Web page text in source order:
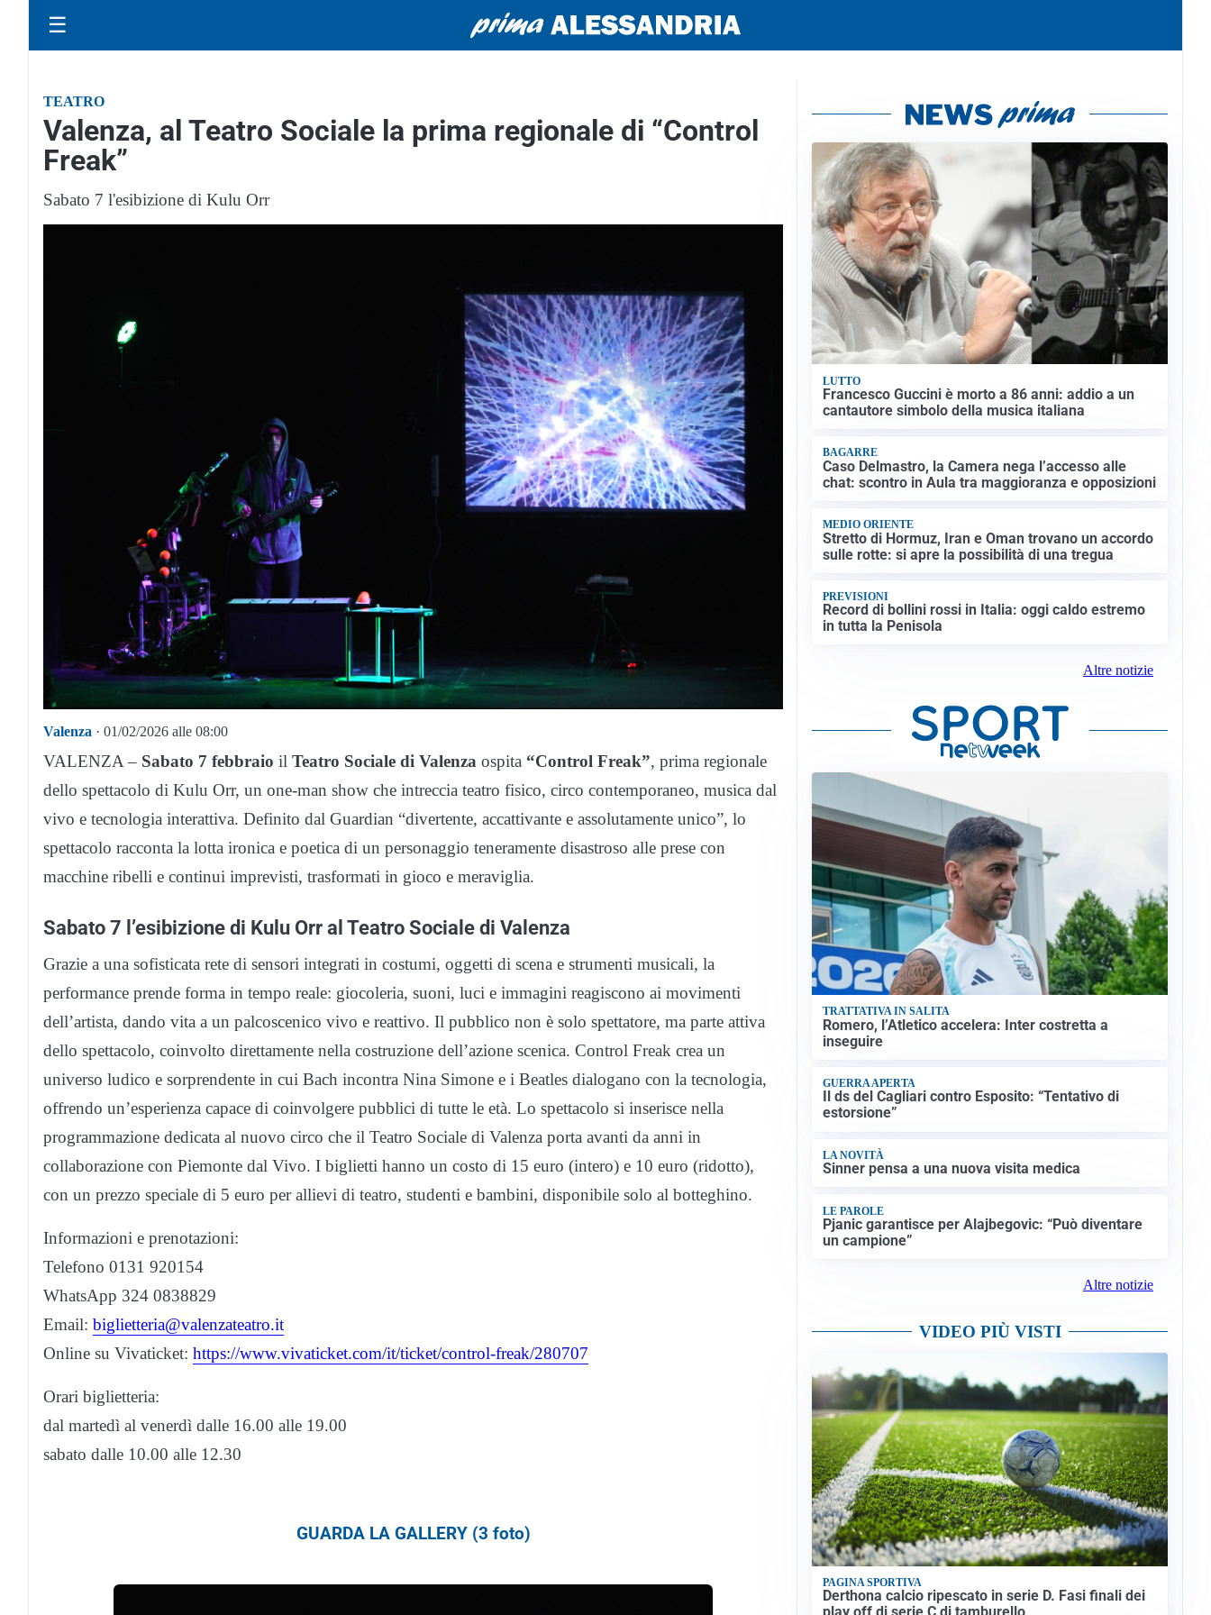
☰
TEATRO
Valenza, al Teatro Sociale la prima regionale di “Control
Freak”
Sabato 7 l'esibizione di Kulu Orr
Valenza · 01/02/2026 alle 08:00
VALENZA – Sabato 7 febbraio il Teatro Sociale di Valenza ospita “Control Freak”, prima regionale
dello spettacolo di Kulu Orr, un one-man show che intreccia teatro fisico, circo contemporaneo, musica dal
vivo e tecnologia interattiva. Definito dal Guardian “divertente, accattivante e assolutamente unico”, lo
spettacolo racconta la lotta ironica e poetica di un personaggio teneramente disastroso alle prese con
macchine ribelli e continui imprevisti, trasformati in gioco e meraviglia.
Sabato 7 l’esibizione di Kulu Orr al Teatro Sociale di Valenza
Grazie a una sofisticata rete di sensori integrati in costumi, oggetti di scena e strumenti musicali, la
performance prende forma in tempo reale: giocoleria, suoni, luci e immagini reagiscono ai movimenti
dell’artista, dando vita a un palcoscenico vivo e reattivo. Il pubblico non è solo spettatore, ma parte attiva
dello spettacolo, coinvolto direttamente nella costruzione dell’azione scenica. Control Freak crea un
universo ludico e sorprendente in cui Bach incontra Nina Simone e i Beatles dialogano con la tecnologia,
offrendo un’esperienza capace di coinvolgere pubblici di tutte le età. Lo spettacolo si inserisce nella
programmazione dedicata al nuovo circo che il Teatro Sociale di Valenza porta avanti da anni in
collaborazione con Piemonte dal Vivo. I biglietti hanno un costo di 15 euro (intero) e 10 euro (ridotto),
con un prezzo speciale di 5 euro per allievi di teatro, studenti e bambini, disponibile solo al botteghino.
Informazioni e prenotazioni:
Telefono 0131 920154
WhatsApp 324 0838829
Email: biglietteria@valenzateatro.it
Online su Vivaticket: https://www.vivaticket.com/it/ticket/control-freak/280707
Orari biglietteria:
dal martedì al venerdì dalle 16.00 alle 19.00
sabato dalle 10.00 alle 12.30
GUARDA LA GALLERY (3 foto)
LUTTO
Francesco Guccini è morto a 86 anni: addio a un
cantautore simbolo della musica italiana
BAGARRE
Caso Delmastro, la Camera nega l’accesso alle
chat: scontro in Aula tra maggioranza e opposizioni
MEDIO ORIENTE
Stretto di Hormuz, Iran e Oman trovano un accordo
sulle rotte: si apre la possibilità di una tregua
PREVISIONI
Record di bollini rossi in Italia: oggi caldo estremo
in tutta la Penisola
Altre notizie
TRATTATIVA IN SALITA
Romero, l’Atletico accelera: Inter costretta a
inseguire
GUERRA APERTA
Il ds del Cagliari contro Esposito: “Tentativo di
estorsione”
LA NOVITÀ
Sinner pensa a una nuova visita medica
LE PAROLE
Pjanic garantisce per Alajbegovic: “Può diventare
un campione”
Altre notizie
VIDEO PIÙ VISTI
PAGINA SPORTIVA
Derthona calcio ripescato in serie D. Fasi finali dei